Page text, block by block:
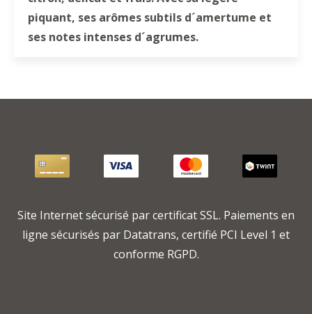
piquant, ses arômes subtils d´amertume et
ses notes intenses d´agrumes.
Site Internet sécurisé par certificat SSL. Paiements en
ligne sécurisés par Datatrans, certifié PCI Level 1 et
conforme RGPD.